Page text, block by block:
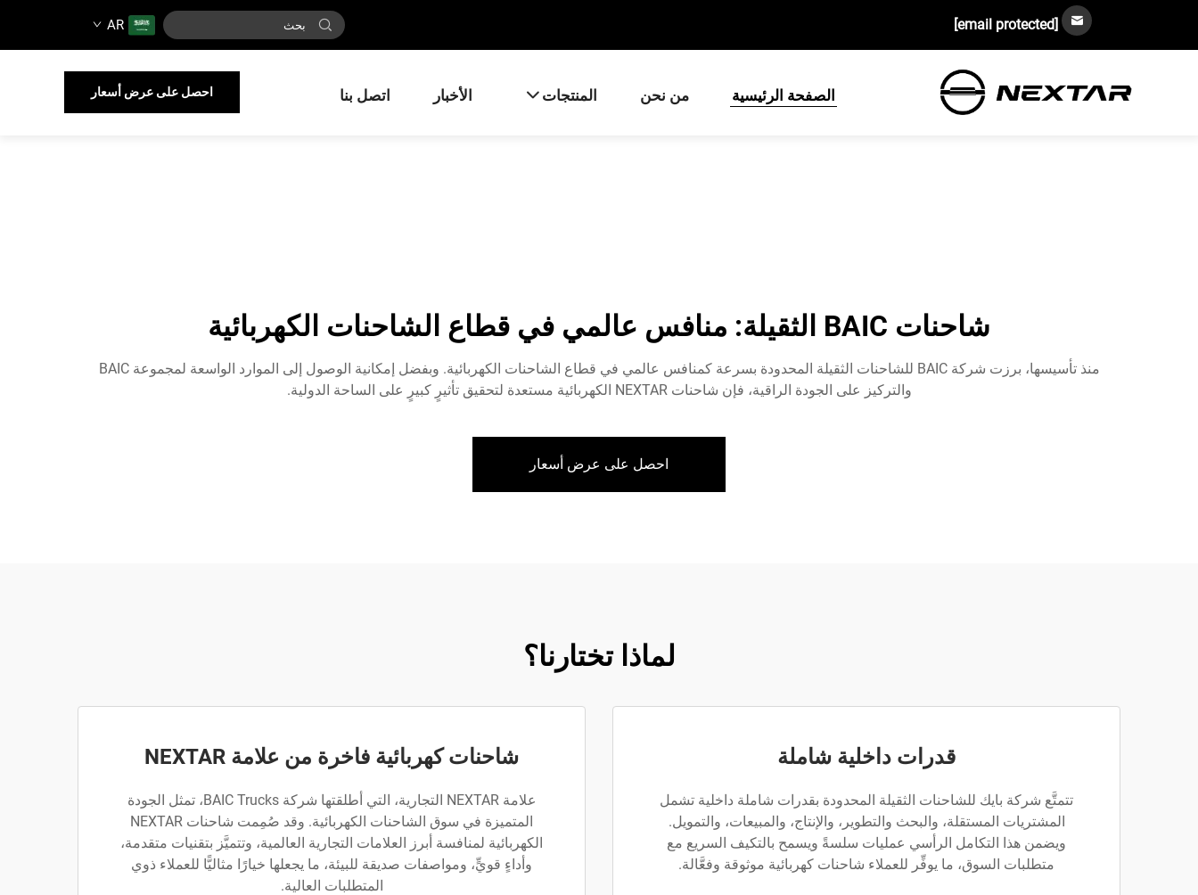
[email protected]
AR
الصفحة الرئيسية من نحن المنتجات الأخبار اتصل بنا احصل على عرض أسعار
شاحنات BAIC الثقيلة: منافس عالمي في قطاع الشاحنات الكهربائية
منذ تأسيسها، برزت شركة BAIC للشاحنات الثقيلة المحدودة بسرعة كمنافس عالمي في قطاع الشاحنات الكهربائية. وبفضل إمكانية الوصول إلى الموارد الواسعة لمجموعة BAIC
والتركيز على الجودة الراقية، فإن شاحنات NEXTAR الكهربائية مستعدة لتحقيق تأثيرٍ كبيرٍ على الساحة الدولية.
احصل على عرض أسعار
لماذا تختارنا؟
قدرات داخلية شاملة
تتمتَّع شركة بايك للشاحنات الثقيلة المحدودة بقدرات شاملة داخلية تشمل
المشتريات المستقلة، والبحث والتطوير، والإنتاج، والمبيعات، والتمويل.
ويضمن هذا التكامل الرأسي عمليات سلسةً ويسمح بالتكيف السريع مع
متطلبات السوق، ما يوفِّر للعملاء شاحنات كهربائية موثوقة وفعَّالة.
شاحنات كهربائية فاخرة من علامة NEXTAR
علامة NEXTAR التجارية، التي أطلقتها شركة BAIC Trucks، تمثل الجودة
المتميزة في سوق الشاحنات الكهربائية. وقد صُمِمت شاحنات NEXTAR
الكهربائية لمنافسة أبرز العلامات التجارية العالمية، وتتميَّز بتقنيات متقدمة،
وأداءٍ قويٍّ، ومواصفات صديقة للبيئة، ما يجعلها خيارًا مثاليًّا للعملاء ذوي
المتطلبات العالية.